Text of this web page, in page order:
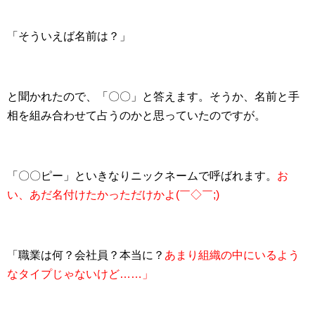
「そういえば名前は？」
と聞かれたので、「〇〇」と答えます。そうか、名前と手
相を組み合わせて占うのかと思っていたのですが。
「〇〇ピー」といきなりニックネームで呼ばれます。 お
い、あだ名付けたかっただけかよ(￣◇￣;)
「職業は何？会社員？本当に？ あまり組織の中にいるよう
なタイプじゃないけど……」